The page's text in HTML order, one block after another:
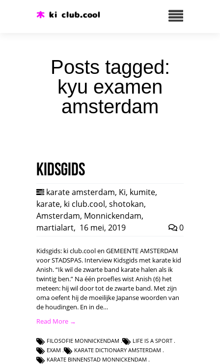
Posts tagged:
kyu examen
amsterdam
Kidsgids
karate amsterdam, Ki, kumite,
karate, ki club.cool, shotokan,
Amsterdam, Monnickendam,
martialart, 16 mei, 2019 0
Kidsgids: ki club.cool en GEMEENTE AMSTERDAM
voor STADSPAS. Interview Kidsgids met karate kid
Anish. “Ik wil de zwarte band karate halen als ik
twintig ben.” Na één proefles wist Anish (6) het
meteen: hij wil door tot de zwarte band. Met zijn
oma oefent hij de moeilijke Japanse woorden van
de houdingen. En in de…
Read More →
FILOSOFIE MONNICKENDAM
LIFE IS A SPORT
EXAM
KARATE DICTIONARY AMSTERDAM
KARATE BINNENSTAD MONNICKENDAM